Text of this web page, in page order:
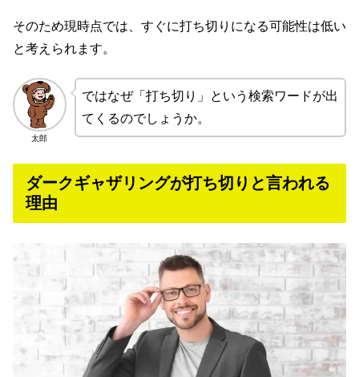
そのため現時点では、すぐに打ち切りになる可能性は低い
と考えられます。
太郎
ではなぜ「打ち切り」という検索ワードが出
てくるのでしょうか。
ダークギャザリングが打ち切りと言われる
理由